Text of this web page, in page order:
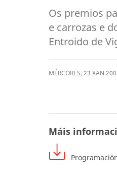
Os premios
e carrozas e
Entroido de
MÉRCORES, 23 XAN
Máis